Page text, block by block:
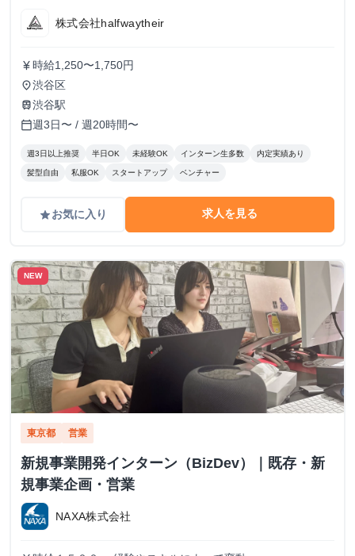
株式会社halfwaytheir
currency_yen 時給1,250〜1,750円
place渋谷区
train渋谷駅
calendar_today週3日〜 / 週20時間〜
週3日以上推奨 半日OK 未経験OK インターン生多数 内定実績あり
髪型自由 私服OK スタートアップ ベンチャー
gradeお気に入り 求人を見る
NEW
東京都 営業
新規事業開発インターン（BizDev）｜既存・新
規事業企画・営業
NAXA株式会社